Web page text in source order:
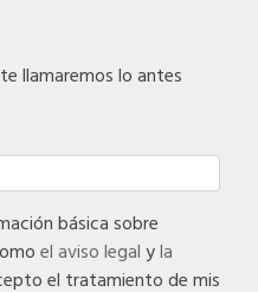
llamaremos lo antes
asi comoel aviso legalyla
el tratamiento de mis